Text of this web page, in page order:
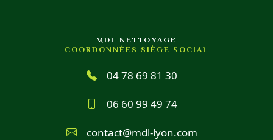
MDL NETTOYAGE
COORDONNÉES SIÈGE SOCIAL
04 78 69 81 30
06 60 99 49 74
contact@mdl-lyon.com